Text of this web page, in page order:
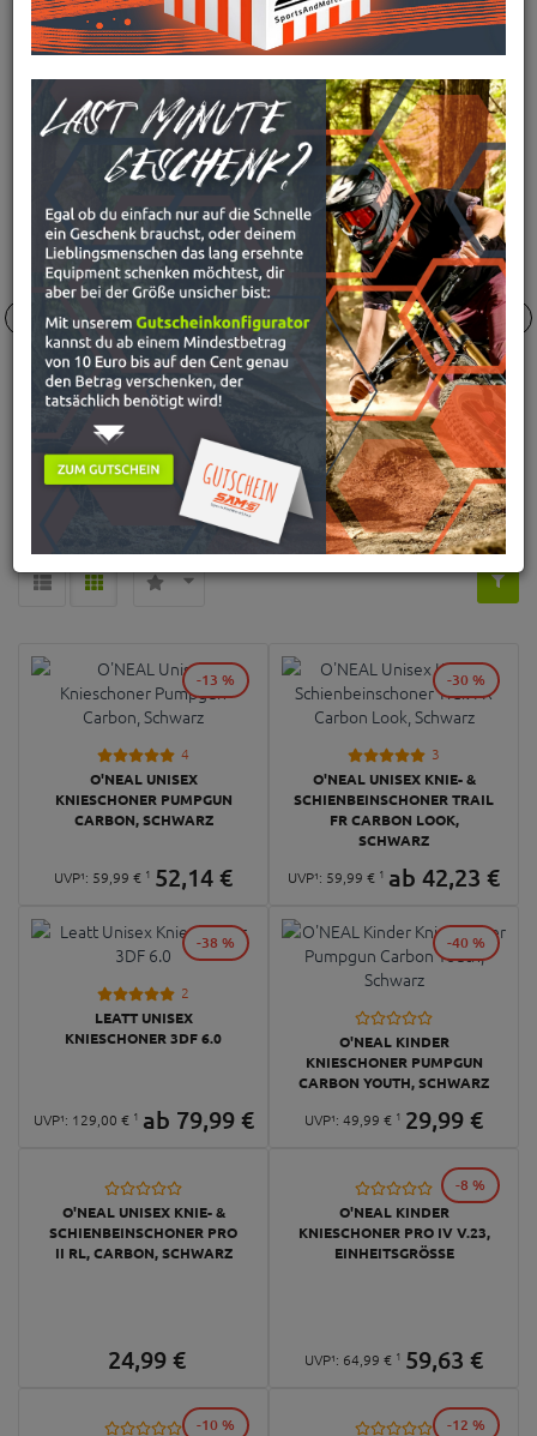
DIE MEISTGEKAUFTEN ARTIKEL
DIESER KATEGORIE
O'NEAL UNISEX KNIESCHONER
SINNER KEVLAR, SCHWARZ
UVP¹:99,99€
19,99€
-80 %
LEATT UNISEX KNIESCHONER
AIRFLEX HYBRID PRO
UVP¹:139,00€
98,44€
-29 %
4
O'NEAL UNISEX
KNIESCHONER PUMPGUN
CARBON, SCHWARZ
UVP¹: 59, 99 € 1 52,14€
-13 %
3
O'NEAL UNISEX KNIE- &
SCHIENBEINSCHONER TRAIL
FR CARBON LOOK,
SCHWARZ
UVP¹: 59, 99 € 1 ab 42,23 €
-30 %
2
LEATT UNISEX
KNIESCHONER 3DF 6.0
UVP¹: 129, 00 € 1 ab 79,99 €
-38 %
O'NEAL KINDER
KNIESCHONER PUMPGUN
CARBON YOUTH, SCHWARZ
UVP¹: 49, 99 € 1 29,99€
-40 %
O'NEAL UNISEX KNIE- &
SCHIENBEINSCHONER PRO
II RL, CARBON, SCHWARZ
24,99€
O'NEAL KINDER
KNIESCHONER PRO IV V.23,
EINHEITSGRÖSSE
UVP¹: 64, 99 € 1 59,63 €
-8 %
-10 % -12 %